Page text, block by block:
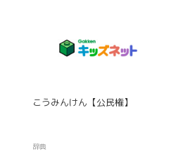
こうみんけん【公民権】
辞典